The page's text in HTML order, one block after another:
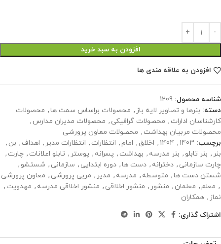
افزودن به سبد خرید
افزودن به علاقه مندی ها
شناسه محصول: 1209
دسته: بنرها و تصاویر لایه باز , محصولات براساس سمت ها, محصولات
کارشناسان ادارات , محصولات گرافیکی , محصولات مدیران مدارس ,
محصولات مربیان بهداشت , محصولات معاون پرورشی
برچسب: 1403
,
1404
, اخلاق, امام, انتظارات , انتظارات مدیر , اهداف , بن ,
بنر , بنر تابلو , بنر مدرسه , بهداشت , پسرانه , پوستر , تابلو اعلانات , چارت ,
چارت سازمانی , دخترانه , دست ها, دوره ابتدایی , سازمانی , شستشو ,
شستن دست ها, متوسطه , مدرسه , مدیر , مربی پرورشی , معاون پرورشی
, معلم, معلمان , منشور , منشور اخلاقی , منشور اخلاقی مدرسه , مهدویت ,
نماز , همکاران
اشتراک گذاری: